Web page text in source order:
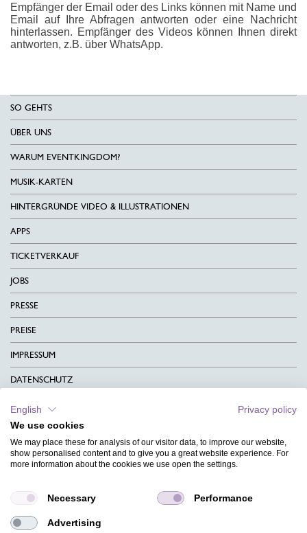
Empfänger der Email oder des Links können mit Name und
Email auf Ihre Abfragen antworten oder eine Nachricht
hinterlassen. Empfänger des Videos können Ihnen direkt
antworten, z.B. über WhatsApp.
SO GEHTS
ÜBER UNS
WARUM EVENTKINGDOM?
MUSIK-KARTEN
HINTERGRÜNDE VIDEO & ILLUSTRATIONEN
APPS
TICKETVERKAUF
JOBS
PRESSE
PREISE
IMPRESSUM
DATENSCHUTZ
KONTAKT
AGB
CHARITY
MAGAZIN
HILFE
English
Privacy policy
We use cookies
We may place these for analysis of our visitor data, to improve our website,
show personalised content and to give you a great website experience. For
more information about the cookies we use open the settings.
Necessary Performance
Advertising